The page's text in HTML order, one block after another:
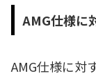
AMG仕様に
AMG仕様に対